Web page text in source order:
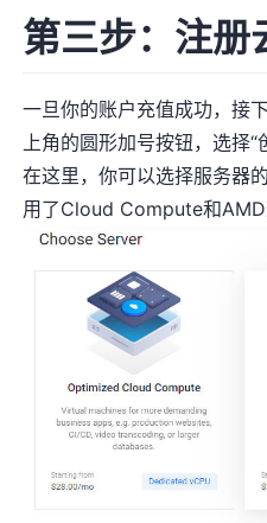
第三步：注册
一旦你的账户充值成功，接
上角的圆形加号按钮，选择
在这里，你可以选择服务器
用了Cloud Compute和AMD